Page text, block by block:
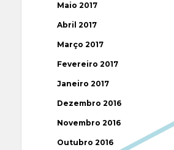
Maio 2017
Abril 2017
Março 2017
Fevereiro 2017
Janeiro 2017
Dezembro 2016
Novembro 2016
Outubro 2016